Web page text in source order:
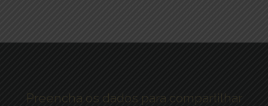
Preencha os dados para compartilhar